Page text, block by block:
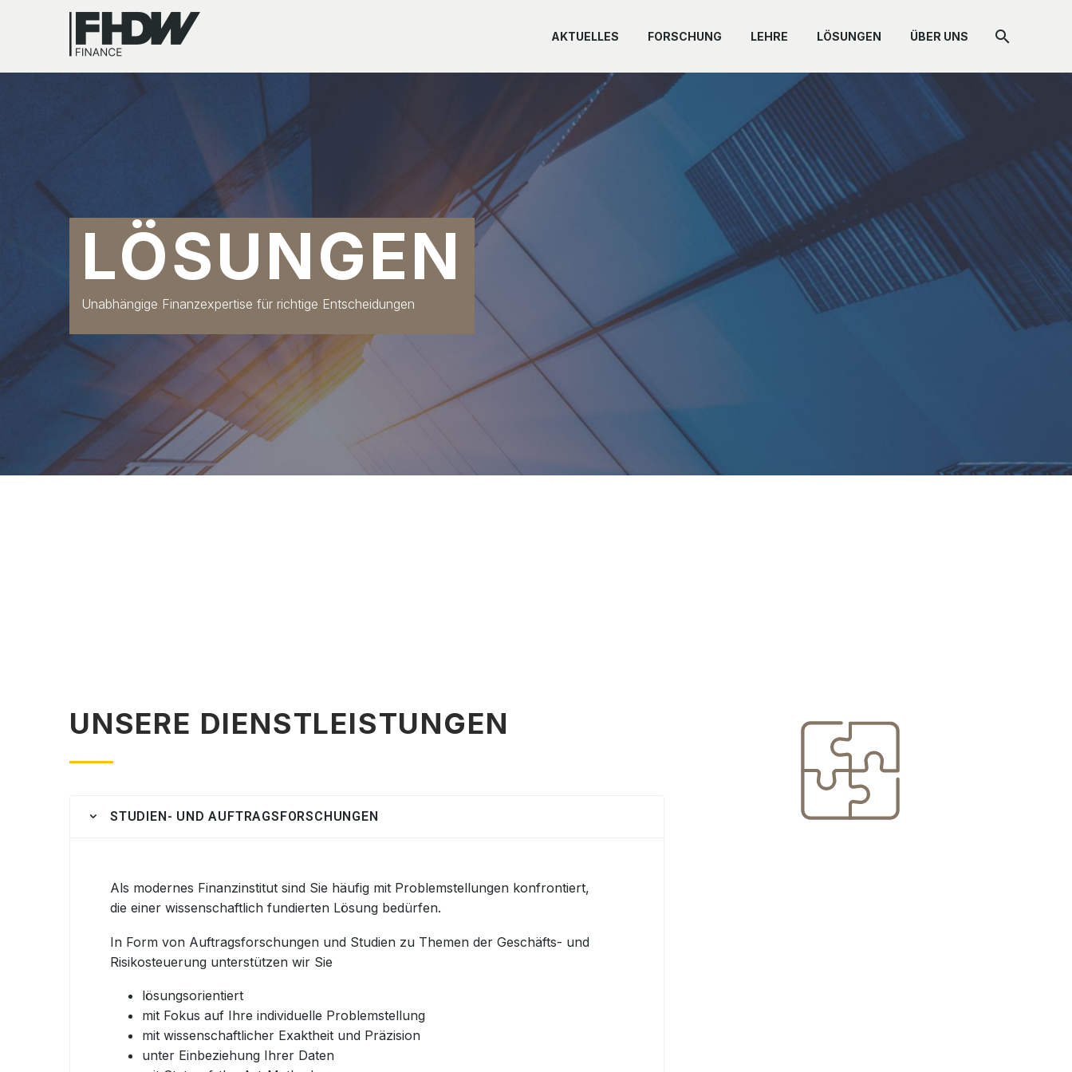
AKTUELLES FORSCHUNG LEHRE LÖSUNGEN ÜBER UNS
LÖSUNGEN
Unabhängige Finanzexpertise für richtige Entscheidungen
UNSERE DIENSTLEISTUNGEN
STUDIEN- UND AUFTRAGSFORSCHUNGEN
Als modernes Finanzinstitut sind Sie häufig mit Problemstellungen konfrontiert,
die einer wissenschaftlich fundierten Lösung bedürfen.
In Form von Auftragsforschungen und Studien zu Themen der Geschäfts- und
Risikosteuerung unterstützen wir Sie
lösungsorientiert
mit Fokus auf Ihre individuelle Problemstellung
mit wissenschaftlicher Exaktheit und Präzision
unter Einbeziehung Ihrer Daten